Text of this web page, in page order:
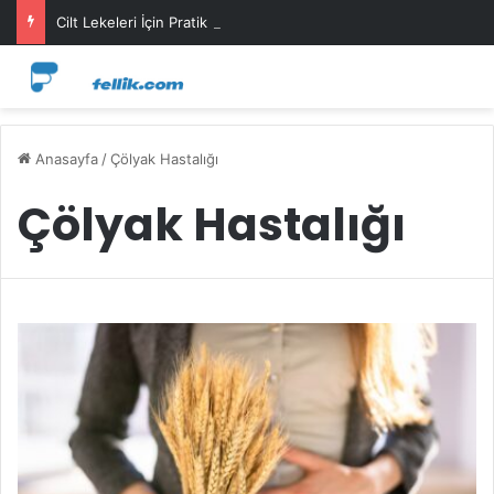
Cilt Lekeleri İçin Pratik Maske Önerileri
Anasayfa /Çölyak Hastalığı
Çölyak Hastalığı